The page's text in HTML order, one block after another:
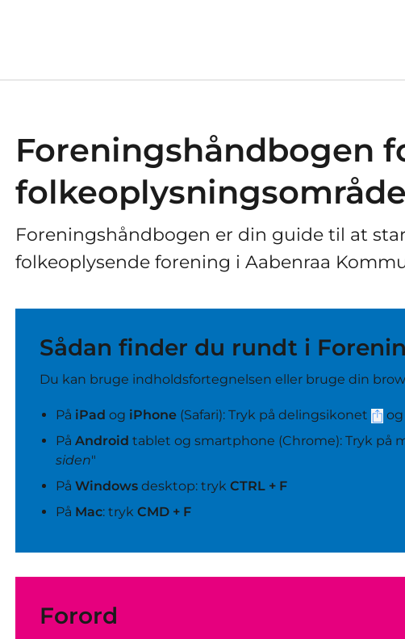
Foreningshåndbogen
Foreningshåndbogen er din guide til at
folkeoplysende forening i Aabenraa
Sådan finder du rundt i
Du kan bruge indholdsfortegnelsen eller bruge din
På iPad og iPhone(Safari): Tryk på delingsikonet
På Android tablet og smartphone (Chrome): Tryk på
siden"
På Windowsdesktop: tryk CTRL + F
På Mac: tryk CMD + F
Forord